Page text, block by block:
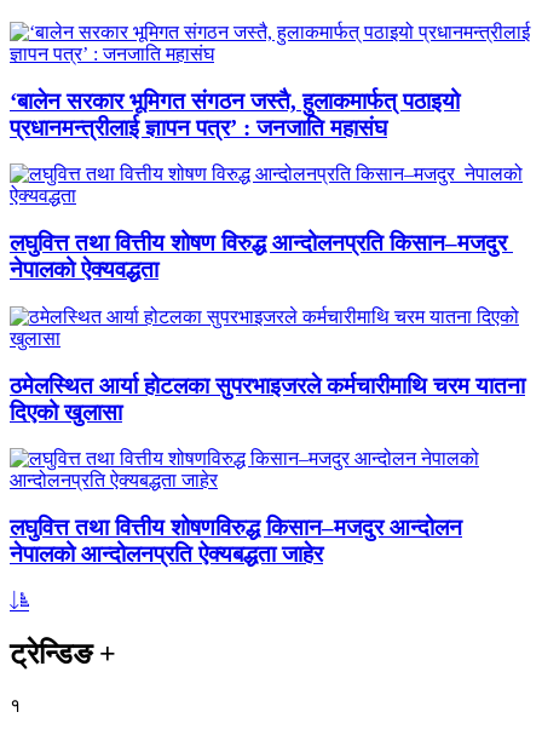
‘बालेन सरकार भूमिगत संगठन जस्तै, हुलाकमार्फत् पठाइयो
प्रधानमन्त्रीलाई ज्ञापन पत्र’ : जनजाति महासंघ
लघुवित्त तथा वित्तीय शोषण विरुद्ध आन्दोलनप्रति किसान–मजदुर
नेपालको ऐक्यवद्धता
ठमेलस्थित आर्या होटलका सुपरभाइजरले कर्मचारीमाथि चरम यातना
दिएको खुलासा
लघुवित्त तथा वित्तीय शोषणविरुद्ध किसान–मजदुर आन्दोलन
नेपालको आन्दोलनप्रति ऐक्यबद्धता जाहेर
ट्रेन्डिङ+
१